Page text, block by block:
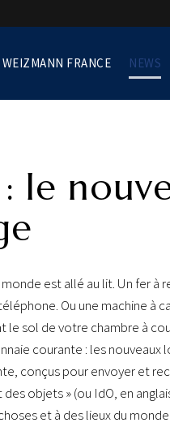
WEIZMANN FRANCE NEWS
le
est allé au lit. Un fer à
Ou une machine à
le sol de votre chambre à
courante : les
conçus pour envoyer et
objets » (ou IdO, en
et à des lieux du